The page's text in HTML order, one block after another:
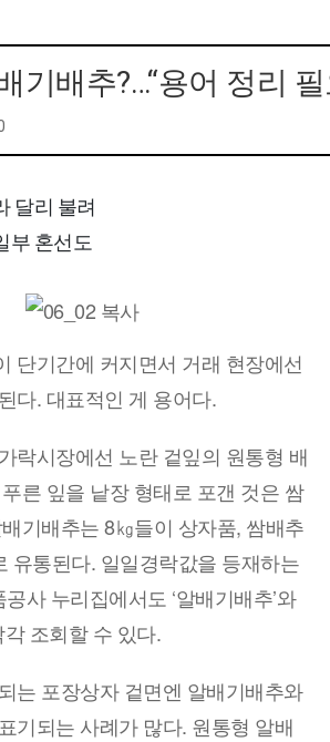
기배추?…“용어 정리 필
달리 불려
부 혼선도
단기간에 커지면서 거래 현장에선
다. 대표적인 게 용어다.
락시장에선 노란 겉잎의 원통형 배
른 잎을 낱장 형태로 포갠 것은 쌈
기배추는 8㎏들이 상자품, 쌈배추
유통된다. 일일경락값을 등재하는
사 누리집에서도 ‘알배기배추’와
각 조회할 수 있다.
는 포장상자 겉면엔 알배기배추와
기되는 사례가 많다. 원통형 알배